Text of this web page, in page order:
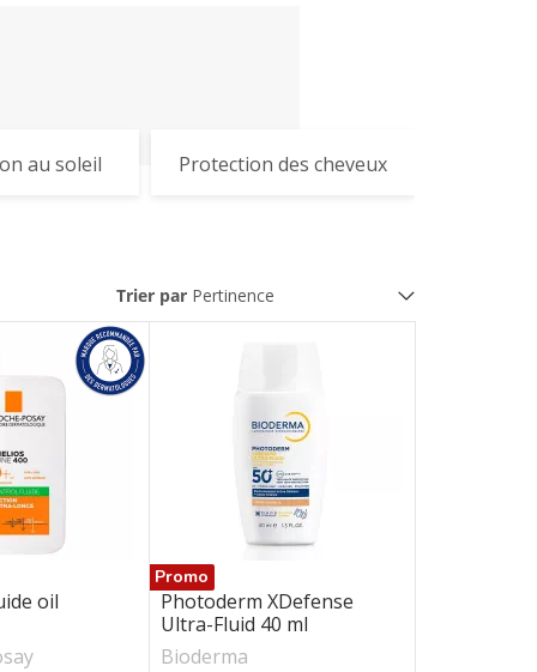
au soleil Protection des cheveux
OENOBIOL
SVR
URIAGE
VICHY
Trier par
oil
Promo
Photoderm XDefense
Ultra-Fluid 40 ml
Bioderma